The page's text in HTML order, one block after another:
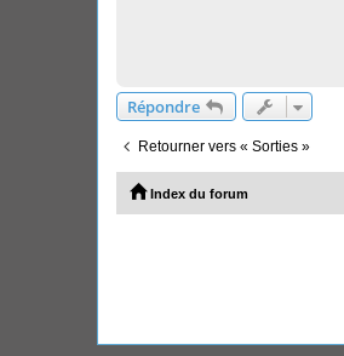
Répondre
Retourner vers « Sorties »
Index du forum